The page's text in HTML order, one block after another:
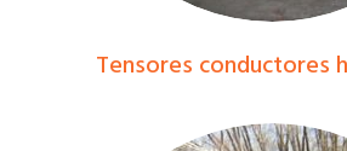
Tensores conductores